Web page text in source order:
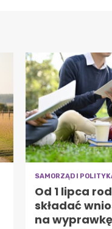
SAMORZĄD I
Od 1 lipca
składać
na